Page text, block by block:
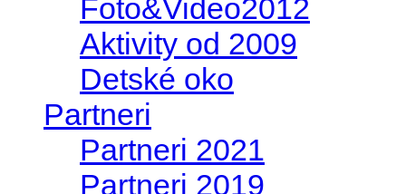
Foto&Video2012
Aktivity od 2009
Detské oko
Partneri
Partneri 2021
Partneri 2019